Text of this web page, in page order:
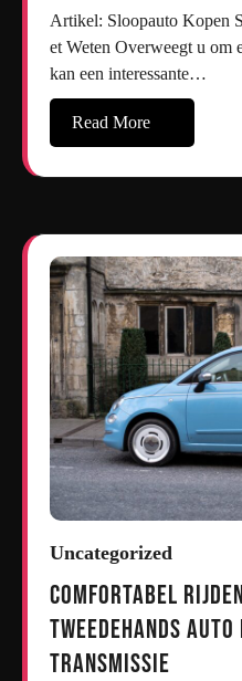
Artikel: Sloopauto Kopen Sloopauto Kopen: Wat U Mo
et Weten Overweegt u om
kan een interessante…
Read More
Uncategorized
Comfortabel
Tweedehands
Transmissie